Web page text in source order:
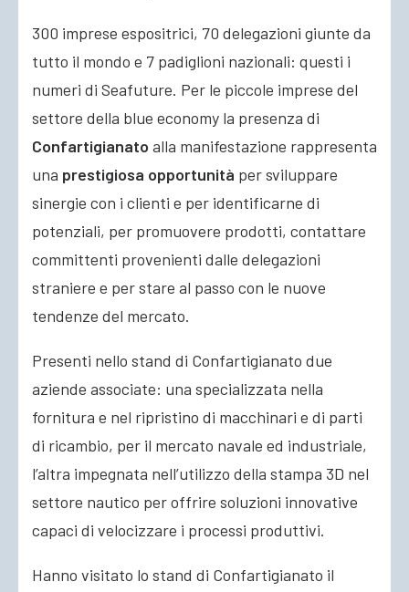
300 imprese espositrici, 70 delegazioni giunte da
tutto il mondo e 7 padiglioni nazionali: questi i
numeri di Seafuture. Per le piccole imprese del
settore della blue economy la presenza di
Confartigianato alla manifestazione rappresenta
una prestigiosa opportunità per sviluppare
sinergie con i clienti e per identificarne di
potenziali, per promuovere prodotti, contattare
committenti provenienti dalle delegazioni
straniere e per stare al passo con le nuove
tendenze del mercato.
Presenti nello stand di Confartigianato due
aziende associate: una specializzata nella
fornitura e nel ripristino di macchinari e di parti
di ricambio, per il mercato navale ed industriale,
l’altra impegnata nell’utilizzo della stampa 3D nel
settore nautico per offrire soluzioni innovative
capaci di velocizzare i processi produttivi.
Hanno visitato lo stand di Confartigianato il